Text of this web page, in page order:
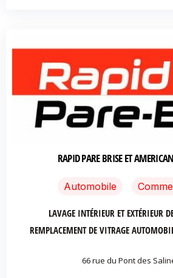
RAPID PARE BRISE ET
Automobile
LAVAGE INTÉRIEUR ET EXTÉRIEUR
REMPLACEMENT DE VITRAGE
66 rue du Pont des